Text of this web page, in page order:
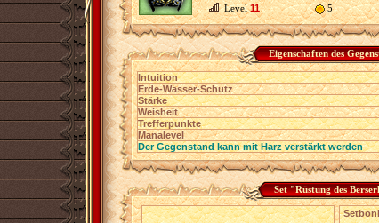
Level11 5
Eigenschaften des
Intuition
Erde-Wasser-Schutz
Stärke
Weisheit
Trefferpunkte
Manalevel
Der Gegenstand kann mit Harz verstärkt werden
Set "Rüstung des